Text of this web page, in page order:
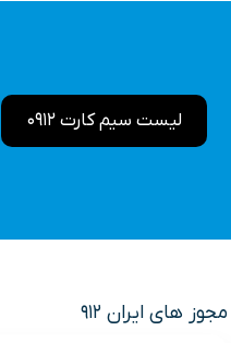
لیست سیم کارت 0912
مجوز های ایران 912